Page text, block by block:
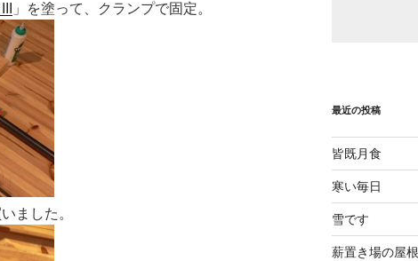
」を塗って、クランプで固定。
ました。
最近の投稿
皆既月食
寒い毎日
雪です
薪置き場の屋根